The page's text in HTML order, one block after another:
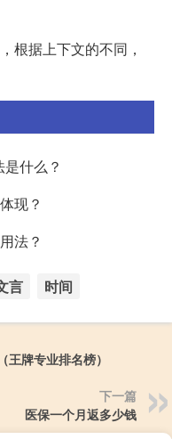
根据上下文的不同，
什么？
现？
法？
言 时间
牌专业排名榜）
下一篇
医保一个月返多少钱